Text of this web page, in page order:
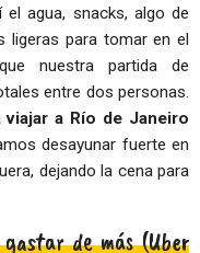
el agua, snacks, algo de
ligeras para tomar en el
nuestra partida de
entre dos personas.
viajar a Río de Janeiro
desayunar fuerte en
dejando la cena para
de más (Uber